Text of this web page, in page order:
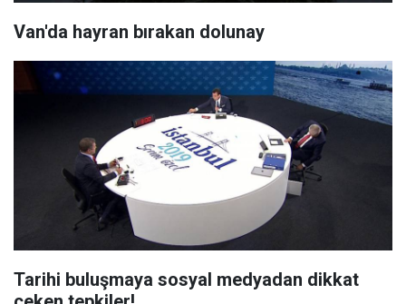
Van'da hayran bırakan dolunay
Tarihi buluşmaya sosyal medyadan dikkat